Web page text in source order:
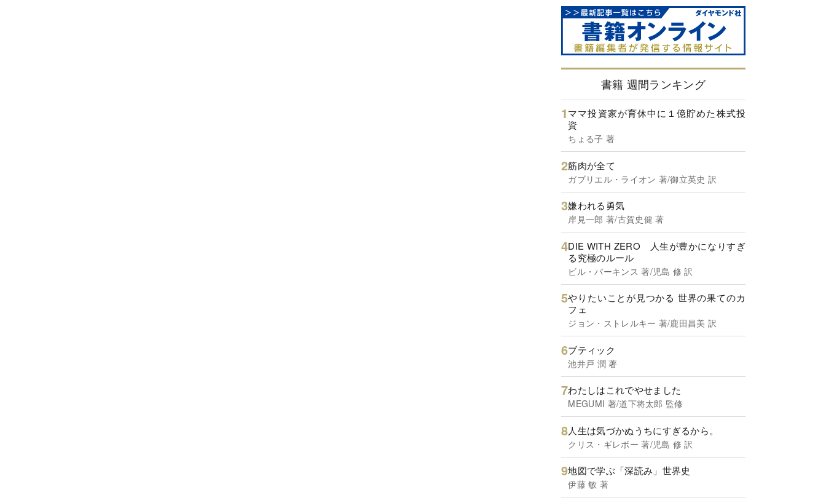
書籍 週間ランキング
ママ投資家が育休中に１億貯めた株式投
資
ちょる子 著
筋肉が全て
ガブリエル・ライオン 著/御立英史 訳
嫌われる勇気
岸見一郎 著/古賀史健 著
DIE WITH ZERO 人生が豊かになりすぎ
る究極のルール
ビル・パーキンス 著/児島 修 訳
やりたいことが見つかる 世界の果てのカ
フェ
ジョン・ストレルキー 著/鹿田昌美 訳
ブティック
池井戸 潤 著
わたしはこれでやせました
MEGUMI 著/道下将太郎 監修
人生は気づかぬうちにすぎるから。
クリス・ギレボー 著/児島 修 訳
地図で学ぶ「深読み」世界史
伊藤 敏 著